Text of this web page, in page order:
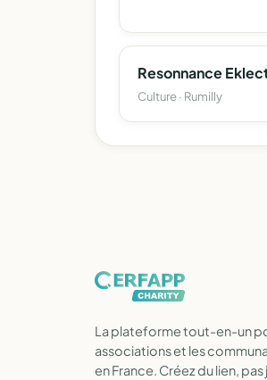
Resonnance
Culture · Rumilly
La plateforme tout-en-un
associations et les
en France. Créez du lien, pas